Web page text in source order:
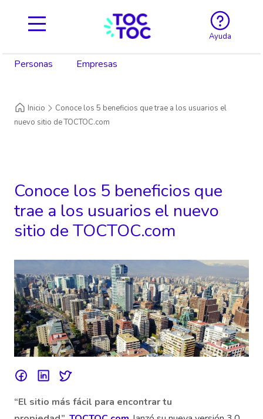
Ayuda
Personas Empresas
Inicio
Conoce los 5 beneficios que trae a los usuarios el
nuevo sitio de TOCTOC.com
Conoce los 5 beneficios que
trae a los usuarios el nuevo
sitio de TOCTOC.com
“El sitio más fácil para encontrar tu